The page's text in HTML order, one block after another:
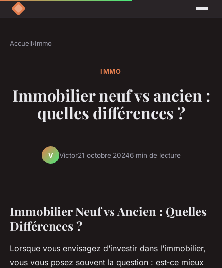
Accueil›Immo
IMMO
Immobilier neuf vs ancien :
quelles différences ?
V Victor21 octobre 20246 min de lecture
Immobilier Neuf vs Ancien : Quelles
Différences ?
Lorsque vous envisagez d'investir dans l'immobilier,
vous vous posez souvent la question : est-ce mieux